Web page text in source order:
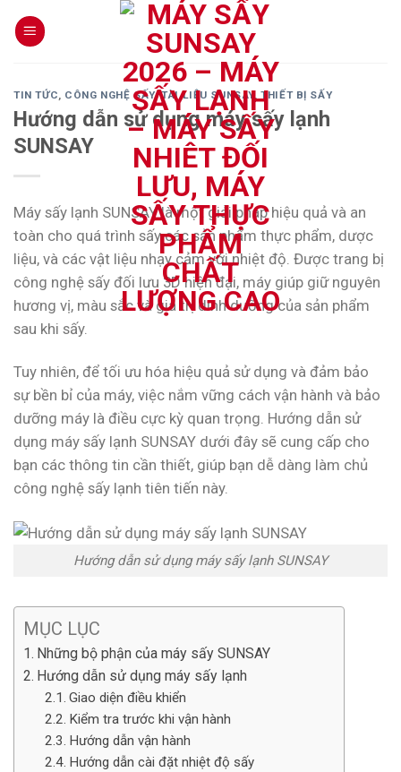
Skip
TIN TỨC, CÔNG NGHỆ SẤY,TÀI LIỆU SUNSAY ,THIẾT BỊ SẤY
Hướng dẫn sử dụng máy sấy lạnh
SUNSAY
Máy sấy lạnh SUNSAY là một giải pháp hiệu quả và an
toàn cho quá trình sấy các sản phẩm thực phẩm, dược
liệu, và các vật liệu nhạy cảm với nhiệt độ. Được trang bị
công nghệ sấy đối lưu 3D hiện đại, máy giúp giữ nguyên
hương vị, màu sắc và giá trị dinh dưỡng của sản phẩm
sau khi sấy.
Tuy nhiên, để tối ưu hóa hiệu quả sử dụng và đảm bảo
sự bền bỉ của máy, việc nắm vững cách vận hành và bảo
dưỡng máy là điều cực kỳ quan trọng. Hướng dẫn sử
dụng máy sấy lạnh SUNSAY dưới đây sẽ cung cấp cho
bạn các thông tin cần thiết, giúp bạn dễ dàng làm chủ
công nghệ sấy lạnh tiên tiến này.
Hướng dẫn sử dụng máy sấy lạnh SUNSAY
MỤC LỤC
Những bộ phận của máy sấy SUNSAY
Hướng dẫn sử dụng máy sấy lạnh
Giao diện điều khiển
Kiểm tra trước khi vận hành
Hướng dẫn vận hành
Hướng dẫn cài đặt nhiệt độ sấy